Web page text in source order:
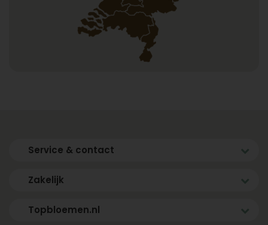
Service & contact
Zakelijk
Topbloemen.nl